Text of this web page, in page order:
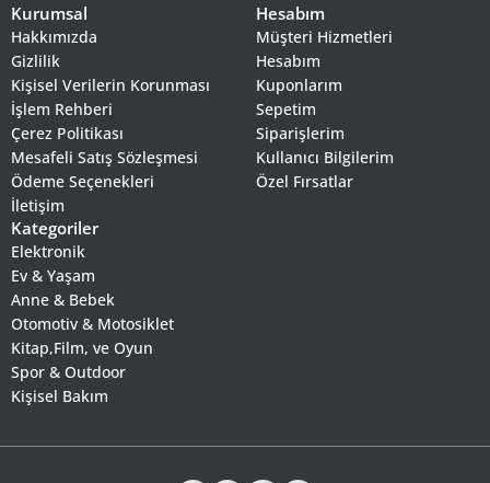
Kurumsal
Hakkımızda
Gizlilik
Kişisel Verilerin Korunması
İşlem Rehberi
Çerez Politikası
Mesafeli Satış Sözleşmesi
Ödeme Seçenekleri
İletişim
Hesabım
Müşteri Hizmetleri
Hesabım
Kuponlarım
Sepetim
Siparişlerim
Kullanıcı Bilgilerim
Özel Fırsatlar
Kategoriler
Elektronik
Ev & Yaşam
Anne & Bebek
Otomotiv & Motosiklet
Kitap,Film, ve Oyun
Spor & Outdoor
Kişisel Bakım